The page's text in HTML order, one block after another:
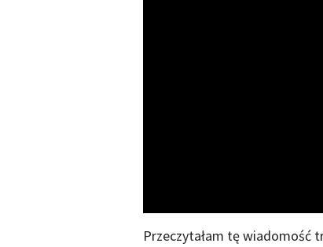
Przeczytałam tę wiadomość